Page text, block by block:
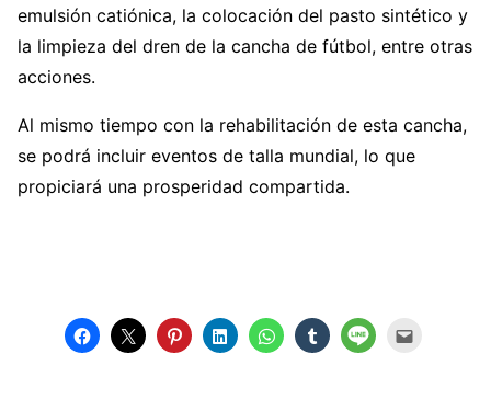
emulsión catiónica, la colocación del pasto sintético y
la limpieza del dren de la cancha de fútbol, entre otras
acciones.
Al mismo tiempo con la rehabilitación de esta cancha,
se podrá incluir eventos de talla mundial, lo que
propiciará una prosperidad compartida.